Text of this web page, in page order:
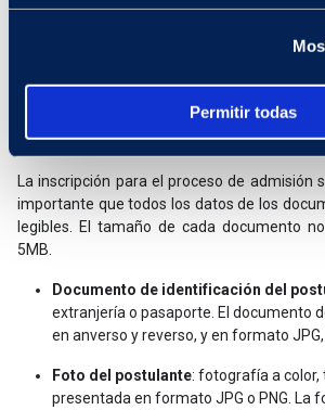
Permitir todas
Documentos para la Inscripción
La inscripción para el proceso de admisión
importante que todos los datos de los
legibles. El tamaño de cada documento
5MB.
Documento de identificación del
extranjería o pasaporte. El documento
en anverso y reverso, y en formato JPG,
Foto del postulante: fotografía a
presentada en formato JPG o PNG. La